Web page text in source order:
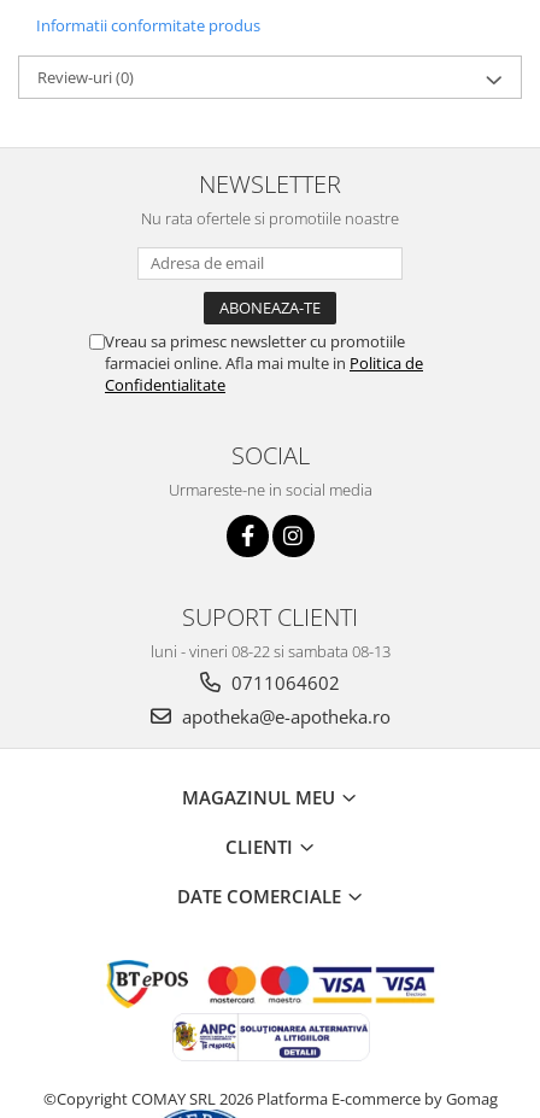
Informatii conformitate produs
Review-uri(0)
NEWSLETTER
Nu rata ofertele si promotiile noastre
Vreau sa primesc newsletter cu promotiile
farmaciei online. Afla mai multe in Politica de
Confidentialitate
SOCIAL
Urmareste-ne in social media
SUPORT CLIENTI
luni - vineri 08-22 si sambata 08-13
0711064602
apotheka@e-apotheka.ro
MAGAZINUL MEU
CLIENTI
DATE COMERCIALE
©Copyright COMAY SRL 2026 Platforma E-commerce by Gomag